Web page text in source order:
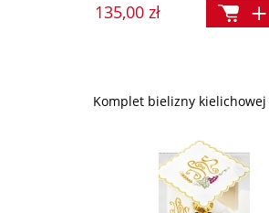
135,00 zł
Komplet bielizny kielichowej